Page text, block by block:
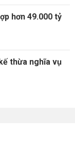
hơn 49.000 tỷ
thừa nghĩa vụ